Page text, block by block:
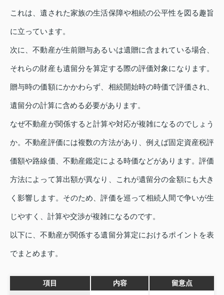
これは、遺された家族の生活保障や相続の公平性を図る趣旨
に立っています。
次に、不動産が生前贈与あるいは遺贈に含まれている場合、
それらの財産も遺留分を算定する際の評価対象になります。
贈与時の価額にかかわらず、相続開始時の時価で評価され、
遺留分の計算に含める必要があります。
なぜ不動産が関係すると計算や対応が複雑になるのでしょう
か。不動産評価には複数の方法があり、例えば固定資産税評
価額や路線価、不動産鑑定による時価などがあります。評価
方法によって算出額が異なり、これが遺留分の金額にも大き
く影響します。そのため、評価を巡って相続人間で争いが生
じやすく、計算や交渉が複雑になるのです。
以下に、不動産が関係する遺留分算定におけるポイントを表
でまとめます。
項目 内容 留意点